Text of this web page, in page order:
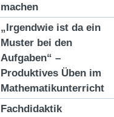
machen
„Irgendwie ist da ein
Muster bei den
Aufgaben“ –
Produktives Üben im
Mathematikunterricht
Fachdidaktik